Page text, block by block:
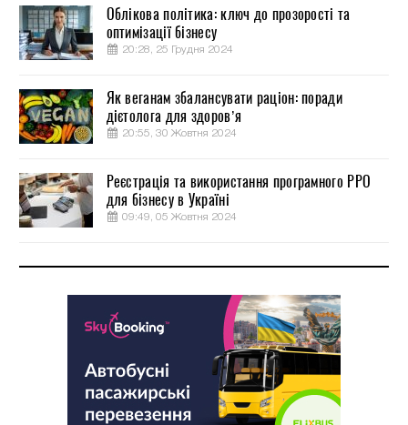
Облікова політика: ключ до прозорості та
оптимізації бізнесу
20:28, 25 Грудня 2024
Як веганам збалансувати раціон: поради
дієтолога для здоров’я
20:55, 30 Жовтня 2024
Реєстрація та використання програмного РРО
для бізнесу в Україні
09:49, 05 Жовтня 2024